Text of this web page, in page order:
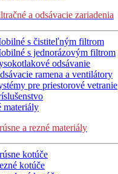
a odsávacie zariadenia
s čistiteľným filtrom
s jednorázovým filtrom
odsávanie
ramena a ventilátory
pre priestorové vetranie
materiály
a rezné materiály
kotúče
kotúče